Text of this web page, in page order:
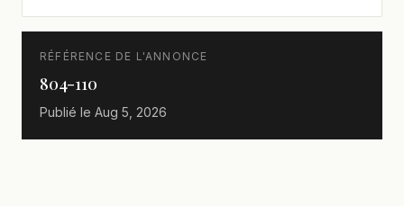
RÉFÉRENCE DE L'ANNONCE
804-110
Publié le Aug 5, 2026